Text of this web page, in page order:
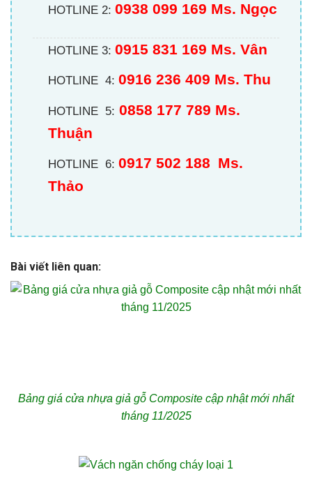
HOTLINE 2:0938 099 169 Ms. Ngọc
HOTLINE 3:0915 831 169 Ms. Vân
HOTLINE 4:0916 236 409 Ms. Thu
HOTLINE 5: 0858 177 789 Ms.
Thuận
HOTLINE 6:0917 502 188 Ms.
Thảo
Bài viết liên quan:
Bảng giá cửa nhựa giả gỗ Composite cập nhật mới nhất
tháng 11/2025